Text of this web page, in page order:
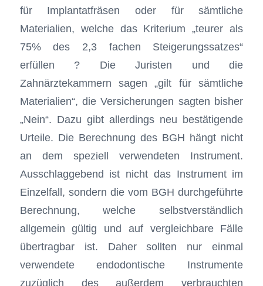
für Implantatfräsen oder für sämtliche
Materialien, welche das Kriterium „teurer als
75% des 2,3 fachen Steigerungssatzes“
erfüllen ? Die Juristen und die
Zahnärztekammern sagen „gilt für sämtliche
Materialien“, die Versicherungen sagten bisher
„Nein“. Dazu gibt allerdings neu bestätigende
Urteile. Die Berechnung des BGH hängt nicht
an dem speziell verwendeten Instrument.
Ausschlaggebend ist nicht das Instrument im
Einzelfall, sondern die vom BGH durchgeführte
Berechnung, welche selbstverständlich
allgemein gültig und auf vergleichbare Fälle
übertragbar ist. Daher sollten nur einmal
verwendete endodontische Instrumente
zuzüglich des außerdem verbrauchten